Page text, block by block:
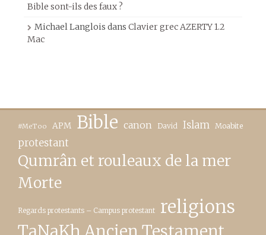
Bible sont-ils des faux ?
Michael Langlois dans Clavier grec AZERTY 1.2
Mac
#MeToo APM Bible canon David Islam Moabite
protestant
Qumrân et rouleaux de la mer
Morte
Regards protestants – Campus protestant religions
TaNaKh Ancien Testament